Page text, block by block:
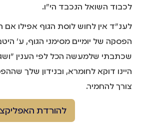
לכבוד השואל הנכבד הי"ו.
לענ"ד אין לחוש לוסת הגוף אפילו
הפסקה של יומיים מסימני הגוף, ע'
שכתבתי שלמעשה הכל לפי הענין
היינו דוקא לחומרא, ובנידון שלך
צורך להחמיר.
להורדת